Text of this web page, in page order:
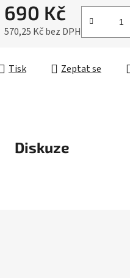
690 Kč
570,25 Kč bez DPH
Tisk Zeptat se
Diskuze